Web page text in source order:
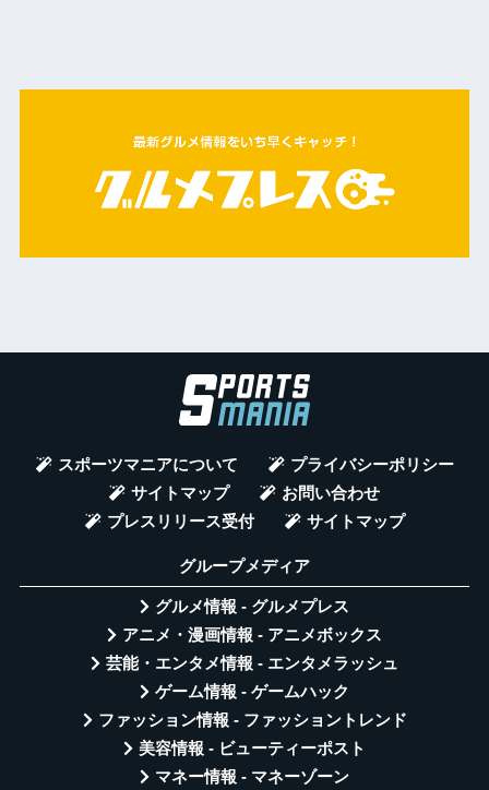
スポーツマニアについて
プライバシーポリシー
サイトマップ
お問い合わせ
プレスリリース受付
サイトマップ
グループメディア
グルメ情報 - グルメプレス
アニメ・漫画情報 - アニメボックス
芸能・エンタメ情報 - エンタメラッシュ
ゲーム情報 - ゲームハック
ファッション情報 - ファッショントレンド
美容情報 - ビューティーポスト
マネー情報 - マネーゾーン